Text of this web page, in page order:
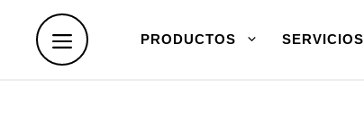
content
PRODUCTOS SERVICIOS